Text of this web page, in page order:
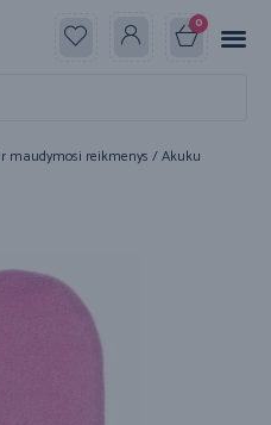
0
maudymosi reikmenys / Akuku